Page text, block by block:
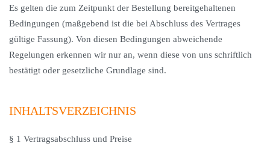
Es gelten die zum Zeitpunkt der Bestellung bereitgehaltenen
Bedingungen (maßgebend ist die bei Abschluss des Vertrages
gültige Fassung). Von diesen Bedingungen abweichende
Regelungen erkennen wir nur an, wenn diese von uns schriftlich
bestätigt oder gesetzliche Grundlage sind.
INHALTSVERZEICHNIS
§ 1 Vertragsabschluss und Preise